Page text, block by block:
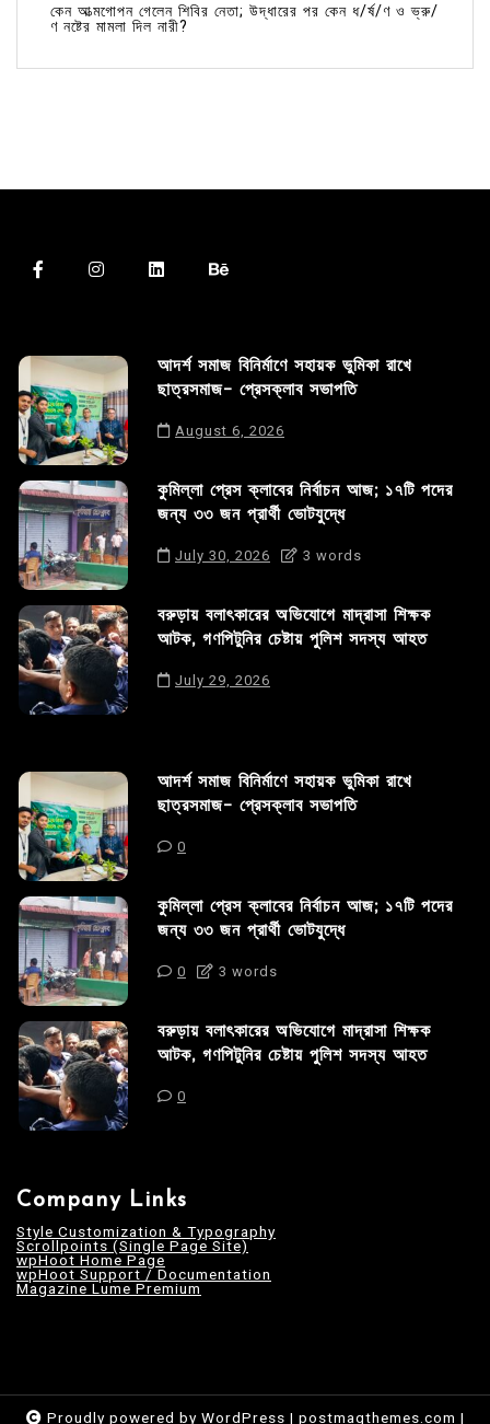
কেন আত্মগোপন গেলেন শিবির নেতা; উদ্ধারের পর কেন ধ/র্ষ/ণ ও ভ্রু/
ণ নষ্টের মামলা দিল নারী?
আদর্শ সমাজ বিনির্মাণে সহায়ক ভুমিকা রাখে
ছাত্রসমাজ- প্রেসক্লাব সভাপতি
August 6, 2026
কুমিল্লা প্রেস ক্লাবের নির্বাচন আজ; ১৭টি পদের
জন্য ৩৩ জন প্রার্থী ভোটযুদ্ধে
July 30, 2026 3 words
বরুড়ায় বলাৎকারের অভিযোগে মাদ্রাসা শিক্ষক
আটক, গণপিটুনির চেষ্টায় পুলিশ সদস্য আহত
July 29, 2026
আদর্শ সমাজ বিনির্মাণে সহায়ক ভুমিকা রাখে
ছাত্রসমাজ- প্রেসক্লাব সভাপতি
0
কুমিল্লা প্রেস ক্লাবের নির্বাচন আজ; ১৭টি পদের
জন্য ৩৩ জন প্রার্থী ভোটযুদ্ধে
0 3 words
বরুড়ায় বলাৎকারের অভিযোগে মাদ্রাসা শিক্ষক
আটক, গণপিটুনির চেষ্টায় পুলিশ সদস্য আহত
0
Company Links
Style Customization & Typography
Scrollpoints (Single Page Site)
wpHoot Home Page
wpHoot Support / Documentation
Magazine Lume Premium
Proudly powered by WordPress | postmagthemes.com |